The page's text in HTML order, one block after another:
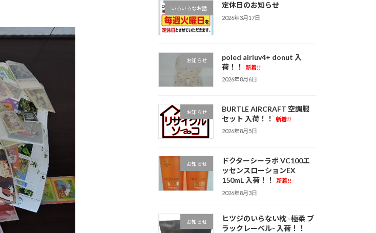
いろいろなお話 定休日のお知らせ
2026年3月17日
お知らせ
poled airluv4+ donut 入
荷！！
新着!!
2026年8月6日
お知らせ
BURTLE AIRCRAFT 空調服
セット 入荷！！
新着!!
2026年8月5日
お知らせ
ドクターシーラボ VC100エ
ッセンスローションEX
150mL 入荷！！
新着!!
2026年8月3日
お知らせ
ヒツジのいらない枕 -極柔 ブ
ラックレーベル- 入荷！！